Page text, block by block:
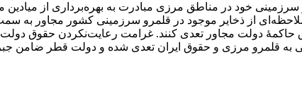
خود در مناطق مرزی مبادرت به بهره‌برداری از
از ذخایر موجود در قلمرو سرزمینی کشور مجاور به
حاکمۀ دولت مجاور تعدی کنند. غرامت رعایت‌نکردن حقوق
قلمرو مرزی و حقوق ایران تعدی شده و دولت قطر ضامن